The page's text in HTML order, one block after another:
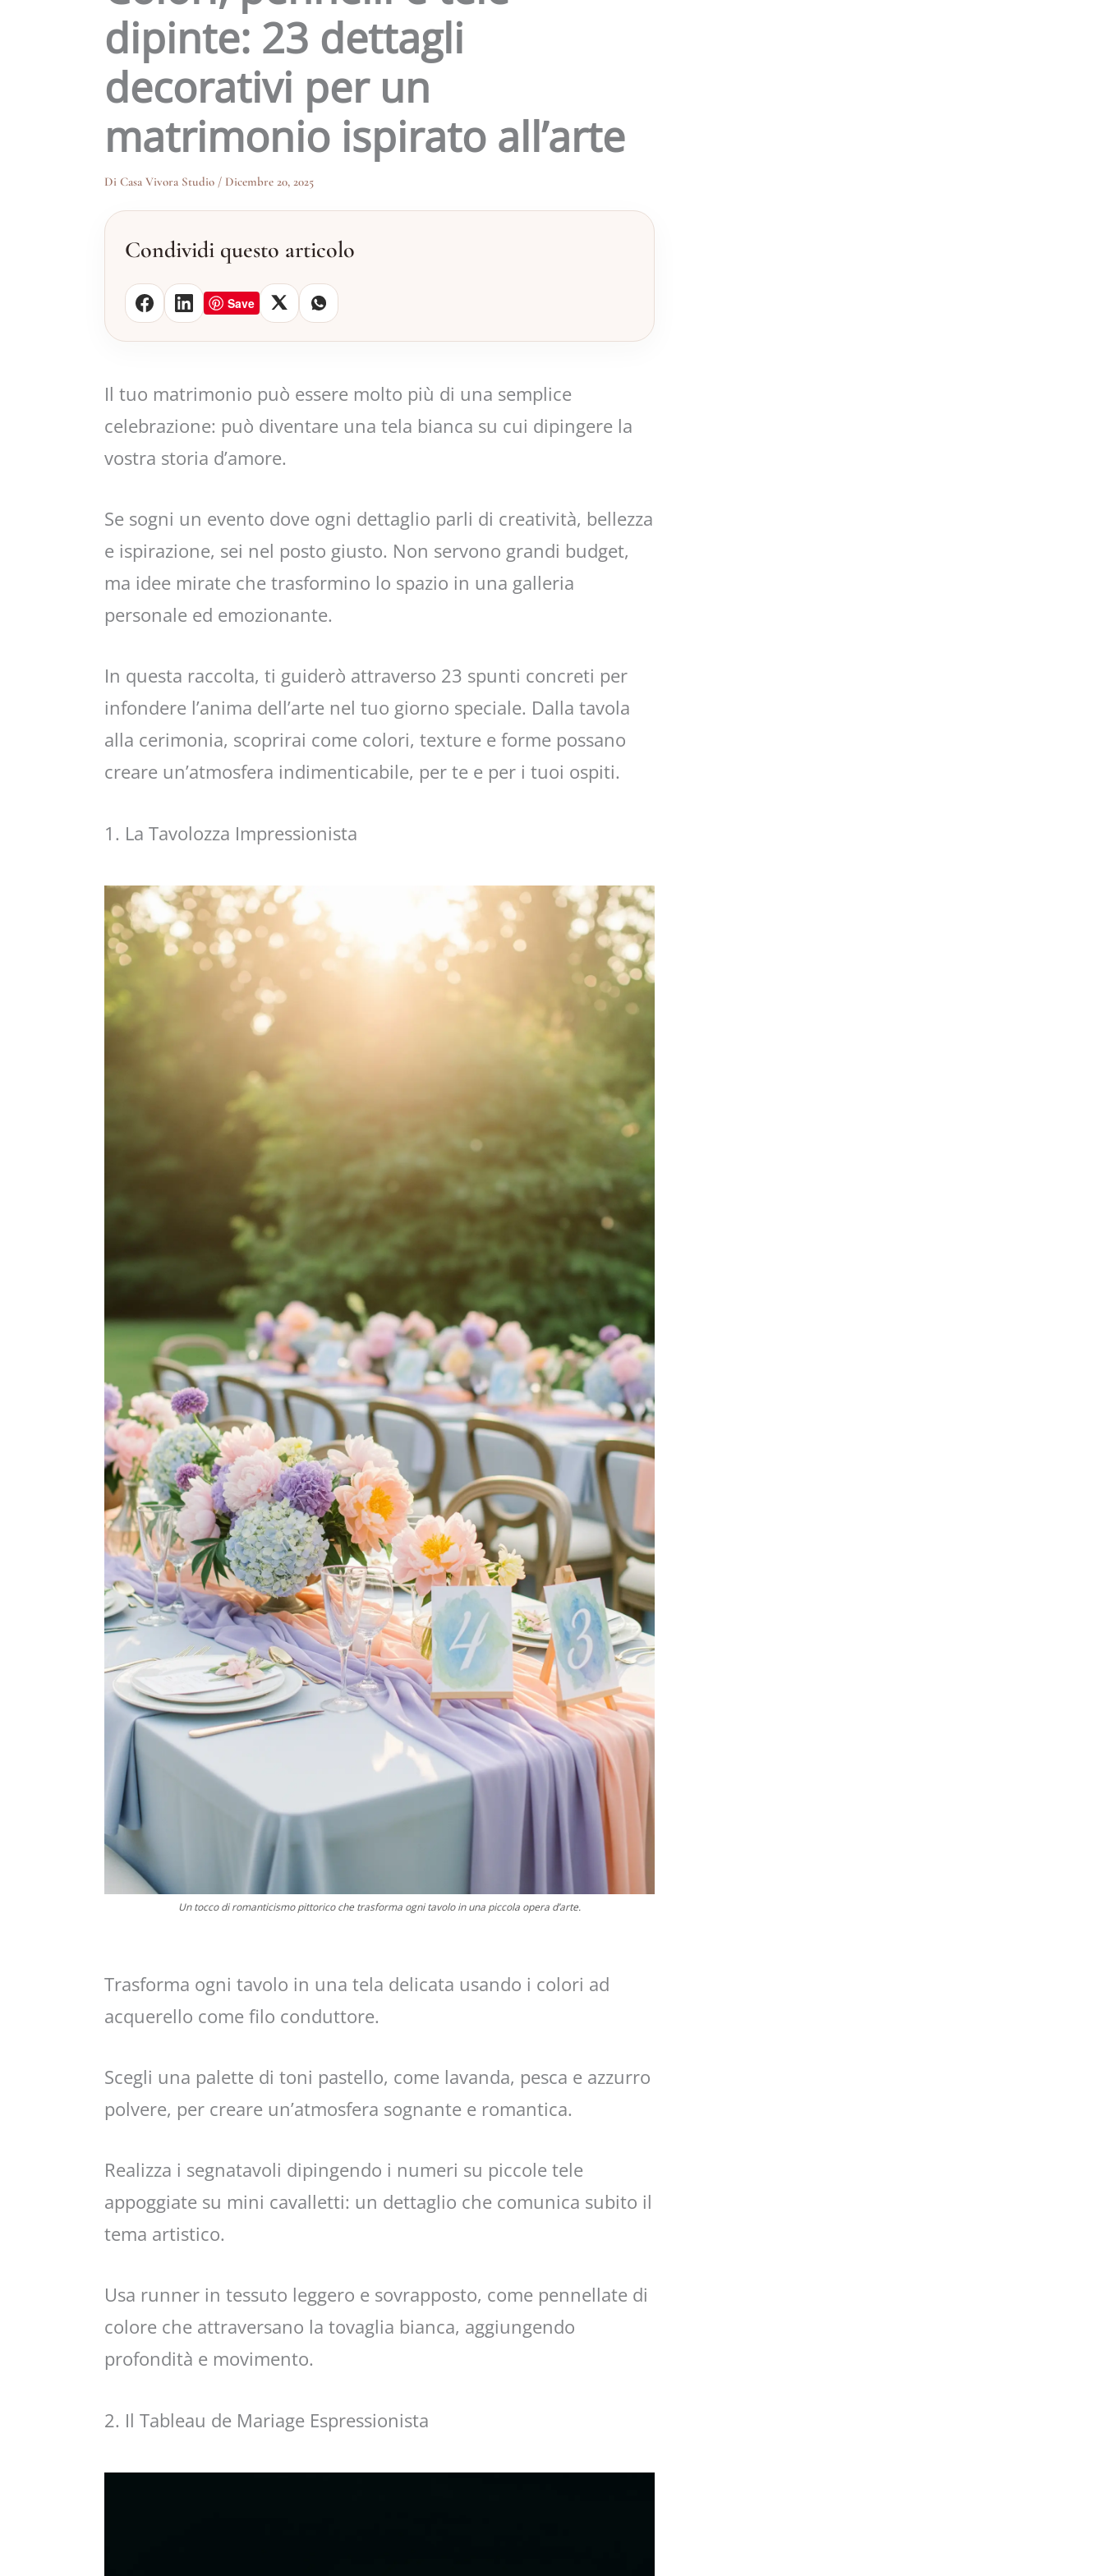
dipinte: 23 dettagli
decorativi per un
matrimonio ispirato all’arte
Di Casa Vivora Studio / Dicembre 20, 2025
Condividi questo articolo
Save
Il tuo matrimonio può essere molto più di una semplice
celebrazione: può diventare una tela bianca su cui dipingere la
vostra storia d’amore.
Se sogni un evento dove ogni dettaglio parli di creatività, bellezza
e ispirazione, sei nel posto giusto. Non servono grandi budget,
ma idee mirate che trasformino lo spazio in una galleria
personale ed emozionante.
In questa raccolta, ti guiderò attraverso 23 spunti concreti per
infondere l’anima dell’arte nel tuo giorno speciale. Dalla tavola
alla cerimonia, scoprirai come colori, texture e forme possano
creare un’atmosfera indimenticabile, per te e per i tuoi ospiti.
1. La Tavolozza Impressionista
Un tocco di romanticismo pittorico che trasforma ogni tavolo in una piccola opera d’arte.
Trasforma ogni tavolo in una tela delicata usando i colori ad
acquerello come filo conduttore.
Scegli una palette di toni pastello, come lavanda, pesca e azzurro
polvere, per creare un’atmosfera sognante e romantica.
Realizza i segnatavoli dipingendo i numeri su piccole tele
appoggiate su mini cavalletti: un dettaglio che comunica subito il
tema artistico.
Usa runner in tessuto leggero e sovrapposto, come pennellate di
colore che attraversano la tovaglia bianca, aggiungendo
profondità e movimento.
2. Il Tableau de Mariage Espressionista